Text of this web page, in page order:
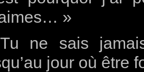
»
ne sais
jour où être